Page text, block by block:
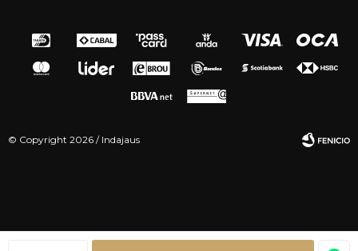
© Copyright 2026 / Indajaus
Fenicio